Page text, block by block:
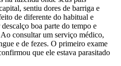
sentiu dores de barriga e
de diferente do habitual e
boa parte do tempo e
consultar um serviço médico,
e de fezes. O primeiro exame
que ele estava parasitado